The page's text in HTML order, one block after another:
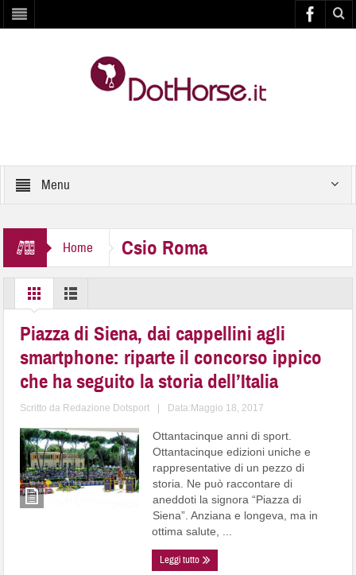
Menu
Home Csio Roma
Piazza di Siena, dai cappellini agli
smartphone: riparte il concorso ippico
che ha seguito la storia dell’Italia
Scritto da Redazione Dotsport Data:Maggio 18, 2017
Ottantacinque anni di sport.
Ottantacinque edizioni uniche e
rappresentative di un pezzo di
storia. Ne può raccontare di
aneddoti la signora “Piazza di
Siena”. Anziana e longeva, ma in
ottima salute, ...
Leggi tutto